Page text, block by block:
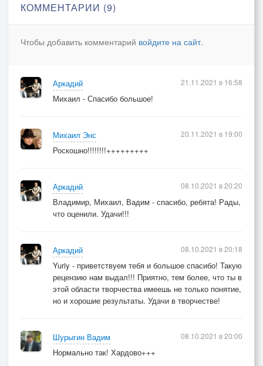
КОММЕНТАРИИ (9)
Чтобы добавить комментарий войдите на сайт.
Аркадий
Михаил - Спасибо большое!
21.11.2021 в 16:58
Михаил Энс
Роскошно!!!!!!!!+++++++++
20.11.2021 в 19:00
Аркадий
Владимир, Михаил, Вадим - спасибо, ребята! Рады,
что оценили. Удачи!!!
08.10.2021 в 20:20
Аркадий
Yuriy - приветствуем тебя и большое спасибо! Такую
рецензию нам выдал!!! Приятно, тем более, что ты в
этой области творчества имеешь не только понятие,
но и хорошие результаты. Удачи в творчестве!
08.10.2021 в 20:18
Шурыгин Вадим
Нормально так! Хардово+++
08.10.2021 в 20:00